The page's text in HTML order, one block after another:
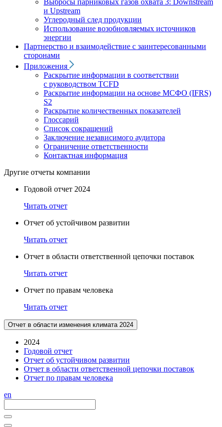
Выбросы парниковых газов охвата 3: Downstream
и Upstream
Углеродный след продукции
Использование возобновляемых источников
энергии
Партнерство и взаимодействие с заинтересованными
сторонами
Приложения
Раскрытие информации в соответствии
с руководством TCFD
Раскрытие информации на основе МСФО (IFRS)
S2
Раскрытие количественных показателей
Глоссарий
Список сокращений
Заключение независимого аудитора
Ограничение ответственности
Контактная информация
Другие отчеты компании
Годовой отчет 2024
Читать отчет
Отчет об устойчивом развитии
Читать отчет
Отчет в области ответственной цепочки поставок
Читать отчет
Отчет по правам человека
Читать отчет
Отчет в области изменения климата 2024
2024
Годовой отчет
Отчет об устойчивом развитии
Отчет в области ответственной цепочки поставок
Отчет по правам человека
en